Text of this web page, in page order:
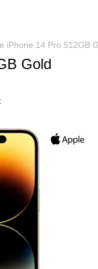
iPhone 14 Pro 512GB
Gold